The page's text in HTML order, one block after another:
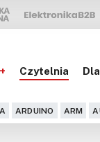
Czytelnia
ARDUINO ARM